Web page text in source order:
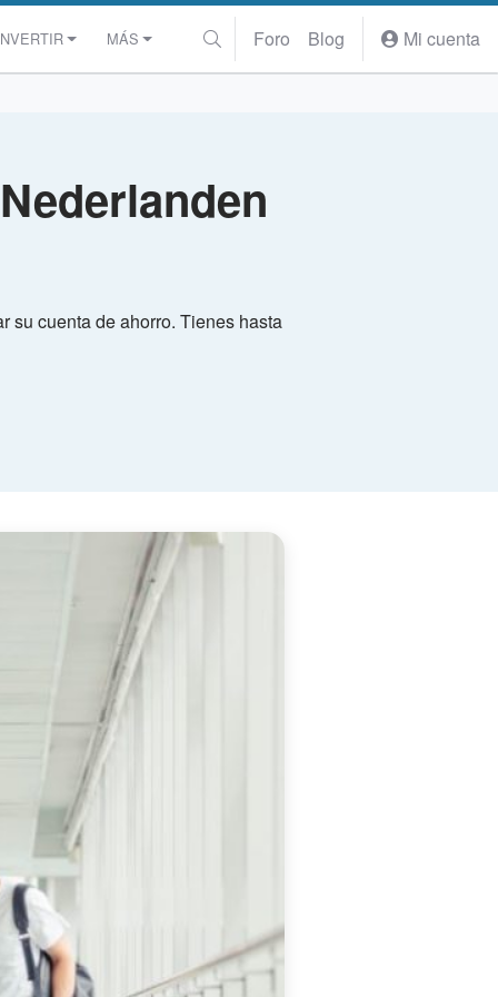
MÁS Foro Blog Mi cuenta
su cuenta de ahorro. Tienes hasta